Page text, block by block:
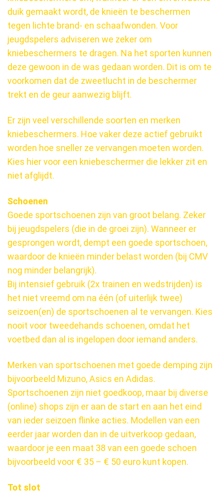
duik gemaakt wordt, de knieën te beschermen
tegen lichte brand- en schaafwonden. Voor
jeugdspelers adviseren we zeker om
kniebeschermers te dragen. Na het sporten kunnen
deze gewoon in de was gedaan worden. Dit is om te
voorkomen dat de zweetlucht in de beschermer
trekt en de geur aanwezig blijft.
Er zijn veel verschillende soorten en merken
kniebeschermers. Hoe vaker deze actief gebruikt
worden hoe sneller ze vervangen moeten worden.
Kies hier voor een kniebeschermer die lekker zit en
niet afglijdt.
Schoenen
Goede sportschoenen zijn van groot belang. Zeker
bij jeugdspelers (die in de groei zijn). Wanneer er
gesprongen wordt, dempt een goede sportschoen,
waardoor de knieën minder belast worden (bij CMV
nog minder belangrijk).
Bij intensief gebruik (2x trainen en wedstrijden) is
het niet vreemd om na één (of uiterlijk twee)
seizoen(en) de sportschoenen al te vervangen. Kies
nooit voor tweedehands schoenen, omdat het
voetbed dan al is ingelopen door iemand anders.
Merken van sportschoenen met goede demping zijn
bijvoorbeeld Mizuno, Asics en Adidas.
Sportschoenen zijn niet goedkoop, maar bij diverse
(online) shops zijn er aan de start en aan het eind
van ieder seizoen flinke acties. Modellen van een
eerder jaar worden dan in de uitverkoop gedaan,
waardoor je een maat 38 van een goede schoen
bijvoorbeeld voor € 35 – € 50 euro kunt kopen.
Tot slot